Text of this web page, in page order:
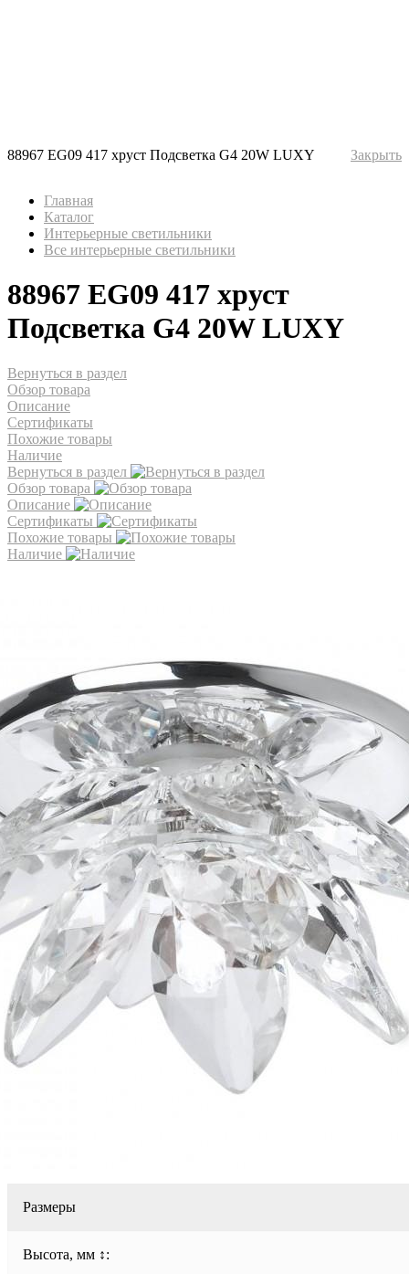
88967 EG09 417 хруст Подсветка G4 20W LUXY Закрыть
Главная
Каталог
Интерьерные светильники
Все интерьерные светильники
88967 EG09 417 хруст
Подсветка G4 20W LUXY
Вернуться в раздел
Обзор товара
Описание
Сертификаты
Похожие товары
Наличие
Вернуться в раздел
Обзор товара
Описание
Сертификаты
Похожие товары
Наличие
Размеры
Высота, мм ↕: